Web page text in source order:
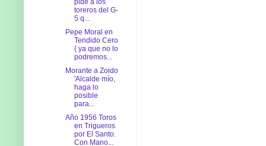
toreros del G-
5 q...
Pepe Moral en
Tendido Cero
( ya que no lo
podremos...
Morante a Zoido
'Alcalde mío,
haga lo
posible
para...
Año 1956 Toros
en Trigueros
por El Santo.
Con Mano...